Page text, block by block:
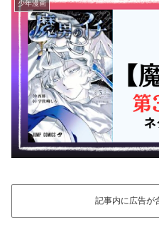
少年漫画
記事内に広告が